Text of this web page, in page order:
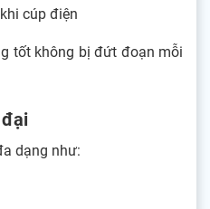
cúp điện
tốt không bị đứt đoạn mỗi
dạng như: